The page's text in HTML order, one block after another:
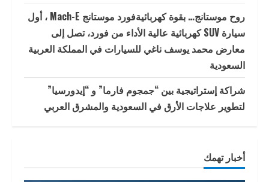
روح موستانج… بقوة كهربائيةفورد موستانج Mach-E ، أول
سيارة SUV كهربائية عالية الأداء من فورد، تصل إلى
معارض محمد يوسف ناغي للسيارات في المملكة العربية
السعودية
شراكة إستراتيجية بين “جمجوم فارما” و “إيدورسيا”
لتطوير علاجات الأرق في السعودية والمشرق العربي
أخبار تهمك